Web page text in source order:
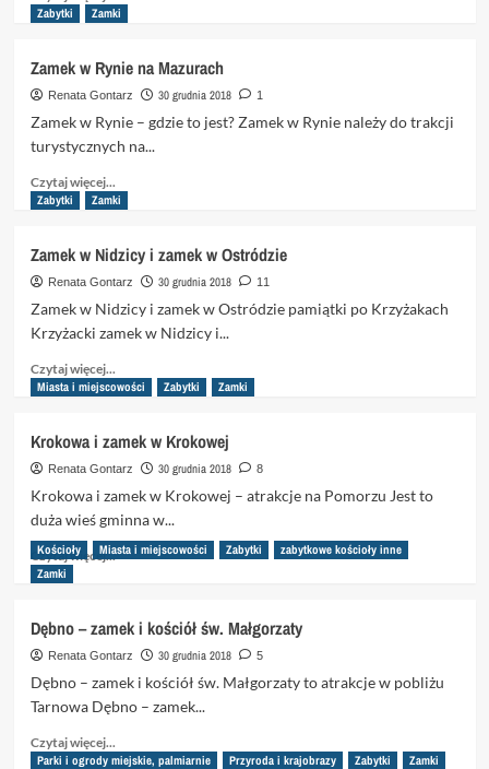
się
Ruiny
zamku
w
Szczytnie
Zabytki Zamki
Zamek w Rynie na Mazurach
Renata Gontarz 30 grudnia 2018 1
Zamek w Rynie – gdzie to jest? Zamek w Rynie należy do trakcji
turystycznych na...
Czytaj więcej...
się
Zamek
w
Rynie
Zabytki Zamki
Zamek w Nidzicy i zamek w Ostródzie
Renata Gontarz 30 grudnia 2018 11
Zamek w Nidzicy i zamek w Ostródzie pamiątki po Krzyżakach
Krzyżacki zamek w Nidzicy i...
Czytaj więcej...
się
Zamek
w
Nidzicy
w
Miasta i miejscowości Zabytki Zamki
Krokowa i zamek w Krokowej
Renata Gontarz 30 grudnia 2018 8
Krokowa i zamek w Krokowej – atrakcje na Pomorzu Jest to
duża wieś gminna w...
Czytaj więcej...Dowiedz
Krokowa
i
zamek
w
Kościoły Miasta i miejscowości Zabytki
zabytkowe kościoły inne
Zamki
Dębno – zamek i kościół św. Małgorzaty
Renata Gontarz 30 grudnia 2018 5
Dębno – zamek i kościół św. Małgorzaty to atrakcje w pobliżu
Tarnowa Dębno – zamek...
Czytaj więcej...
się
Parki i ogrody miejskie, palmiarnie Przyroda i krajobrazy Zabytki Zamki